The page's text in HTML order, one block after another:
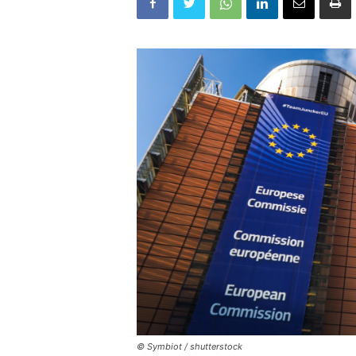
© Symbiot / shutterstock